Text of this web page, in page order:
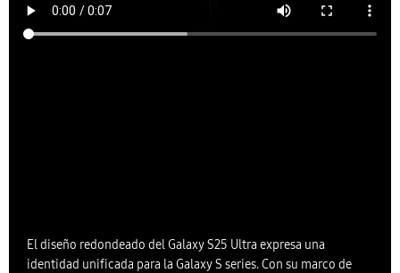
El diseño redondeado del Galaxy S25 Ultra expresa una
identidad unificada para la Galaxy S series. Con su marco de